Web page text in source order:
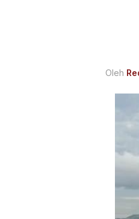
Oleh